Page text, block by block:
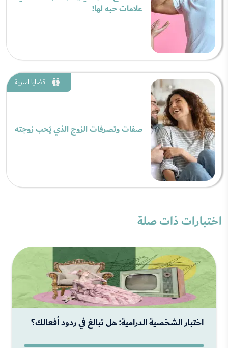
علامات حبه لها!
قضايا اسرية
صفات وتصرفات الزوج الذي يُحب زوجته
اختبارات ذات صلة
اختبار الشخصية الدرامية: هل تبالغ في ردود أفعالك؟